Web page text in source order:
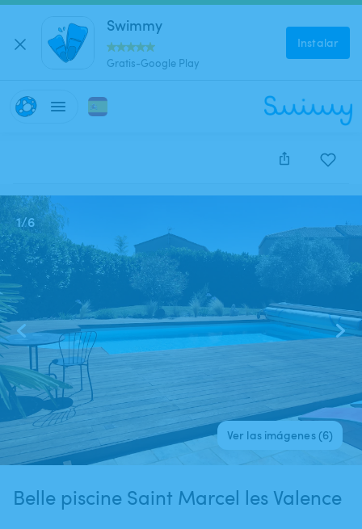
Swimmy
Gratis-Google Play
Instalar
Este anuncio está cerrado y no se puede reservar.
1/6
Ver las imágenes (6)
Belle piscine Saint Marcel les Valence